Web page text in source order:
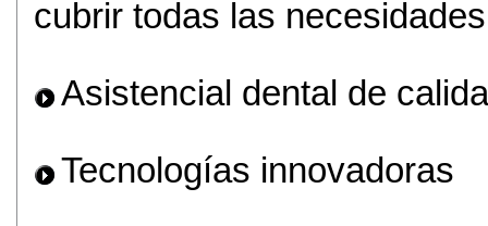
cubrir todas las
Asistencial dental de
Tecnologías innovadoras